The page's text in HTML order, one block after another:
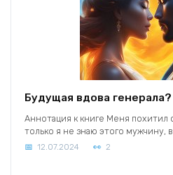
Будущая вдова
Аннотация к книге Меня
только я не знаю этого мужчину,
12.07.2024 2